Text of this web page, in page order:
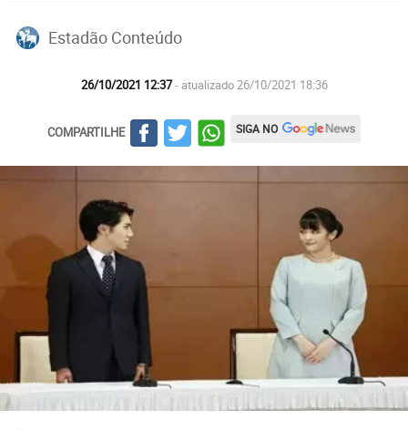
Estadão Conteúdo
26/10/2021 12:37- atualizado 26/10/2021 18:36
COMPARTILHE SIGA NO